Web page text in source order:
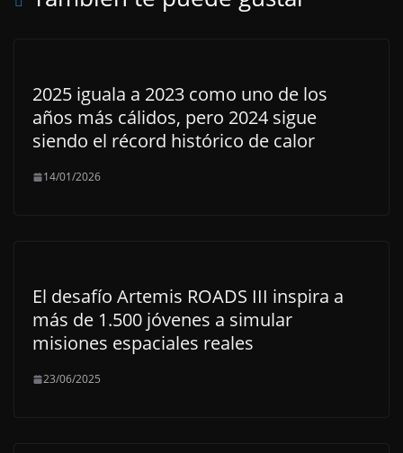
2025 iguala a 2023 como uno de los
años más cálidos, pero 2024 sigue
siendo el récord histórico de calor
14/01/2026
El desafío Artemis ROADS III inspira a
más de 1.500 jóvenes a simular
misiones espaciales reales
23/06/2025